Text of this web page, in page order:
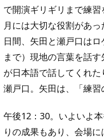
で開演ギリギリまで練
月には大切な役割があ
日間、矢田と瀬戸口は
まで）現地の言葉を話
が日本語で話してくれ
瀬戸口。矢田は、「練習
午後12：30。いよいよ
りの成果もあり、会場